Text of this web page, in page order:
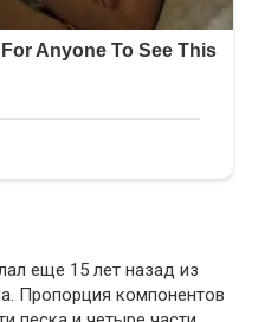
еще 15 лет назад из
Пропорция компонентов